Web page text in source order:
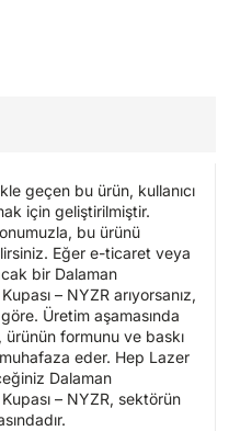
geçen bu ürün, kullanıcı
için geliştirilmiştir.
bu ürünü
Eğer e-ticaret veya
bir Dalaman
– NYZR arıyorsanız,
Üretim aşamasında
ürünün formunu ve baskı
eder. Hep Lazer
Dalaman
– NYZR, sektörün